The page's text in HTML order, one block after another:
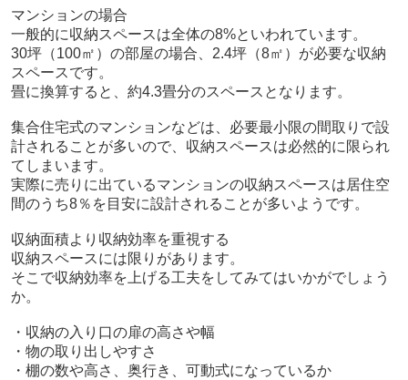
マンションの場合
一般的に収納スペースは全体の8%といわれています。
30坪（100㎡）の部屋の場合、2.4坪（8㎡）が必要な収納
スペースです。
畳に換算すると、約4.3畳分のスペースとなります。
集合住宅式のマンションなどは、必要最小限の間取りで設
計されることが多いので、収納スペースは必然的に限られ
てしまいます。
実際に売りに出ているマンションの収納スペースは居住空
間のうち8％を目安に設計されることが多いようです。
収納面積より収納効率を重視する
収納スペースには限りがあります。
そこで収納効率を上げる工夫をしてみてはいかがでしょう
か。
・収納の入り口の扉の高さや幅
・物の取り出しやすさ
・棚の数や高さ、奥行き、可動式になっているか